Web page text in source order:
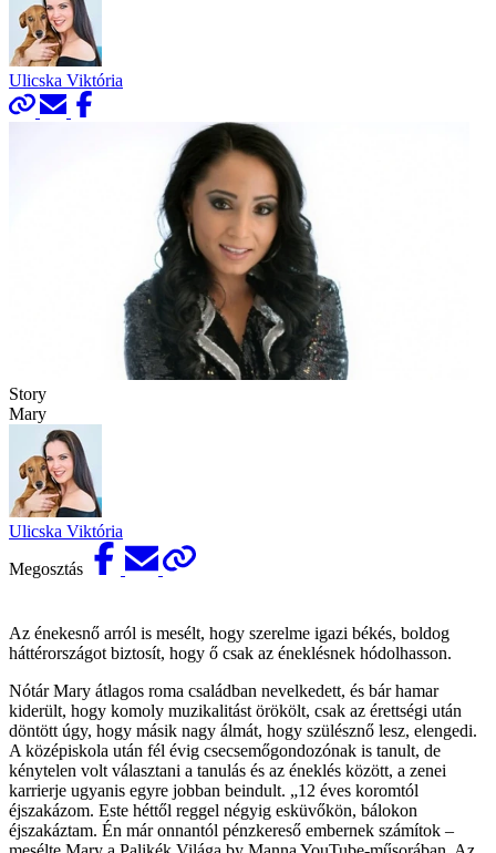
Ulicska Viktória
Story
Mary
Ulicska Viktória
Megosztás
Az énekesnő arról is mesélt, hogy szerelme igazi békés, boldog
háttérországot biztosít, hogy ő csak az éneklésnek hódolhasson.
Nótár Mary átlagos roma családban nevelkedett, és bár hamar
kiderült, hogy komoly muzikalitást örökölt, csak az érettségi után
döntött úgy, hogy másik nagy álmát, hogy szülésznő lesz, elengedi.
A középiskola után fél évig csecsemőgondozónak is tanult, de
kénytelen volt választani a tanulás és az éneklés között, a zenei
karrierje ugyanis egyre jobban beindult. „12 éves koromtól
éjszakázom. Este héttől reggel négyig esküvőkön, bálokon
éjszakáztam. Én már onnantól pénzkereső embernek számítok –